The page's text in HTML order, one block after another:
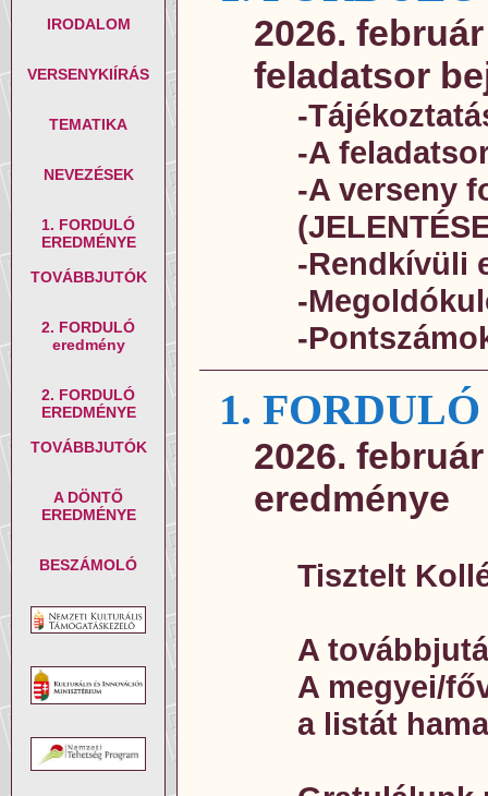
IRODALOM
VERSENYKIÍRÁS
TEMATIKA
NEVEZÉSEK
1. FORDULÓ
EREDMÉNYE
TOVÁBBJUTÓK
2. FORDULÓ
eredmény
2. FORDULÓ
EREDMÉNYE
TOVÁBBJUTÓK
A DÖNTŐ
EREDMÉNYE
BESZÁMOLÓ
2026.
feladatsor
-
-A
-A verseny
-Rendkívüli
-
-
1.
2026.
eredménye
Tisztelt
A
A megyei/
a listát